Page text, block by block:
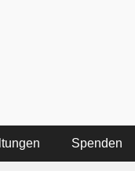
– Tel: 06321-355340
Spenden